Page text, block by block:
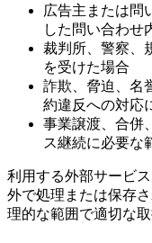
広告主または問
した問い合わせ
裁判所、警察、
を受けた場合
詐欺、脅迫、名
約違反への対応
事業譲渡、合併
ス継続に必要な
利用する外部サービ
外で処理または保存
理的な範囲で適切な